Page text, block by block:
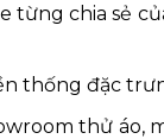
từng chia sẻ
thống đặc
thử áo,